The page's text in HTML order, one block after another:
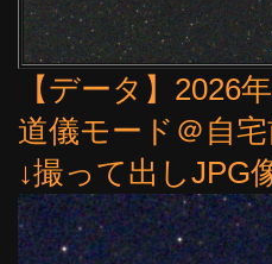
【データ】2026
道儀モード＠自
↓撮って出しJPG